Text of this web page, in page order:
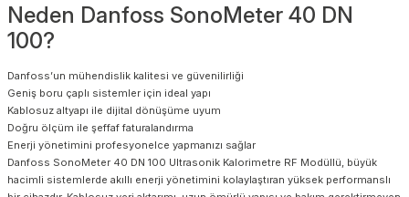
Neden Danfoss SonoMeter 40 DN
100?
Danfoss’un mühendislik kalitesi ve güvenilirliği
Geniş boru çaplı sistemler için ideal yapı
Kablosuz altyapı ile dijital dönüşüme uyum
Doğru ölçüm ile şeffaf faturalandırma
Enerji yönetimini profesyonelce yapmanızı sağlar
Danfoss SonoMeter 40 DN 100 Ultrasonik Kalorimetre RF Modüllü, büyük
hacimli sistemlerde akıllı enerji yönetimini kolaylaştıran yüksek performanslı